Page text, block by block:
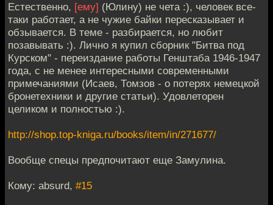
Естественно, [ему] (Юлину) не чета :), человек все-
таки работает, а не чужие байки пересказывает и
обзывается. В теме - разбирается, но любит
позавывать :). Лично я купил сборник "Битва под
Курском" - переиздание работы Генштаба 1946-1947
года, с не менее интересными современными
примечаниями (Исаев, Томзов - о потерях немецкой
бронетехники и другие статьи). Удовлеторен
целиком и полностью :).
http://shop.top-kniga.ru/books/item/in/271677/
Вообще спецы предпочитают еще Замулина.
Кому: absurd, #15